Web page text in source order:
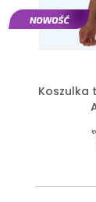
Koszulka